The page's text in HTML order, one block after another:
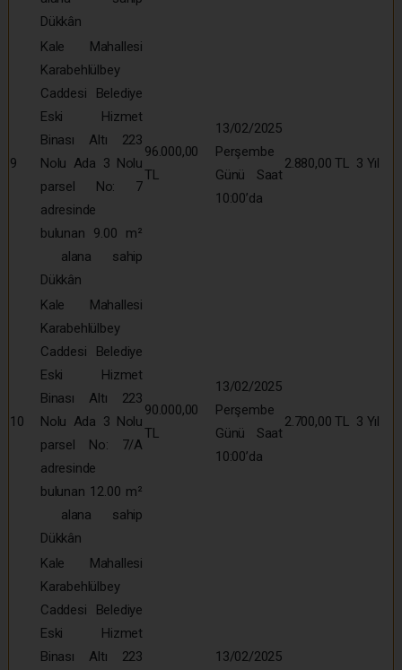
Dükkân
9
Kale Mahallesi
Karabehlülbey
Caddesi Belediye
Eski Hizmet
Binası Altı 223
Nolu Ada 3 Nolu
parsel No: 7
adresinde
bulunan 9.00 m²
alana sahip
Dükkân
96.000,00
TL
13/02/2025
Perşembe
Günü Saat
10:00’da
2.880,00 TL 3 Yıl
10
Kale Mahallesi
Karabehlülbey
Caddesi Belediye
Eski Hizmet
Binası Altı 223
Nolu Ada 3 Nolu
parsel No: 7/A
adresinde
bulunan 12.00 m²
alana sahip
Dükkân
90.000,00
TL
13/02/2025
Perşembe
Günü Saat
10:00’da
2.700,00 TL 3 Yıl
Kale Mahallesi
Karabehlülbey
Caddesi Belediye
Eski Hizmet
Binası Altı 223
13/02/2025